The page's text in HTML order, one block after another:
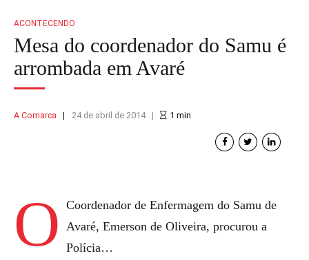
ACONTECENDO
Mesa do coordenador do Samu é
arrombada em Avaré
A Comarca 24 de abril de 2014 1 min
O
Coordenador de Enfermagem do Samu de
Avaré, Emerson de Oliveira, procurou a
Polícia…